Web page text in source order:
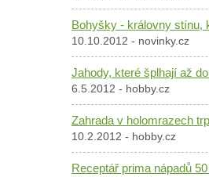
Bohyšky - královny stínu,
10.10.2012 - novinky.cz
Jahody, které šplhají až
6.5.2012 - hobby.cz
Zahrada v holomrazech
10.2.2012 - hobby.cz
Receptář prima nápadů